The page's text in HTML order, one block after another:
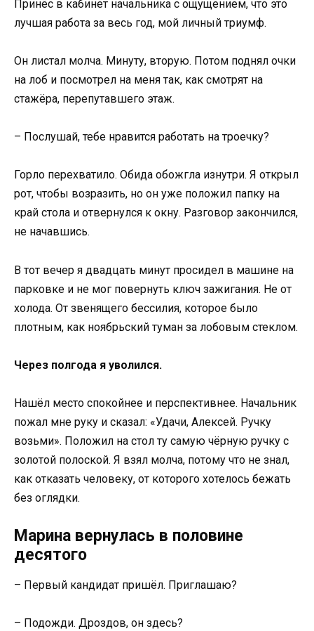
Принёс в кабинет начальника с ощущением, что это
лучшая работа за весь год, мой личный триумф.
Он листал молча. Минуту, вторую. Потом поднял очки
на лоб и посмотрел на меня так, как смотрят на
стажёра, перепутавшего этаж.
– Послушай, тебе нравится работать на троечку?
Горло перехватило. Обида обожгла изнутри. Я открыл
рот, чтобы возразить, но он уже положил папку на
край стола и отвернулся к окну. Разговор закончился,
не начавшись.
В тот вечер я двадцать минут просидел в машине на
парковке и не мог повернуть ключ зажигания. Не от
холода. От звенящего бессилия, которое было
плотным, как ноябрьский туман за лобовым стеклом.
Через полгода я уволился.
Нашёл место спокойнее и перспективнее. Начальник
пожал мне руку и сказал: «Удачи, Алексей. Ручку
возьми». Положил на стол ту самую чёрную ручку с
золотой полоской. Я взял молча, потому что не знал,
как отказать человеку, от которого хотелось бежать
без оглядки.
Марина вернулась в половине
десятого
– Первый кандидат пришёл. Приглашаю?
– Подожди. Дроздов, он здесь?